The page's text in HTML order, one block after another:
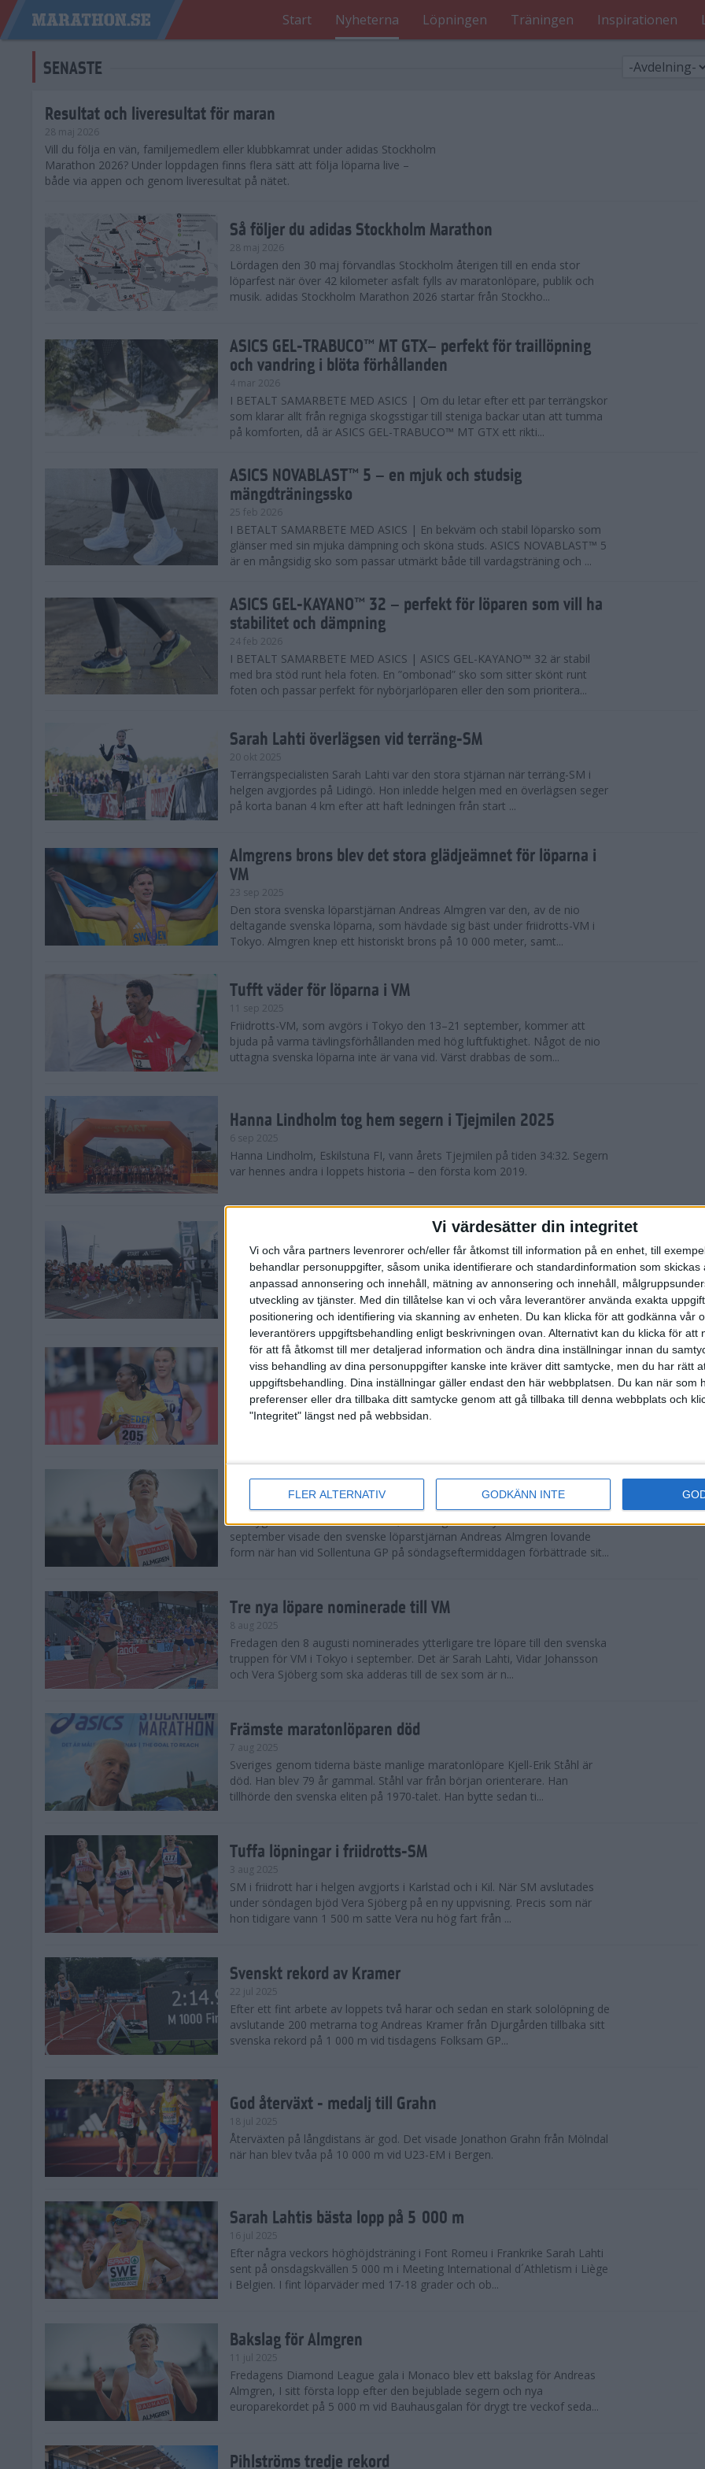
Vi värdesätter din integritet
Vi och våra partners levenrorer och/eller får åtkomst till information på en enhet, till
behandlar personuppgifter, såsom unika identifierare och standardinformation som skickas
anpassad annonsering och innehåll, mätning av annonsering och innehåll,
utveckling av tjänster. Med din tillåtelse kan vi och våra leverantörer använda exakta
positionering och identifiering via skanning av enheten. Du kan klicka för att godkänna vår
leverantörers uppgiftsbehandling enligt beskrivningen ovan. Alternativt kan du klicka för att
för att få åtkomst till mer detaljerad information och ändra dina inställningar innan du
viss behandling av dina personuppgifter kanske inte kräver ditt samtycke, men du har rätt
uppgiftsbehandling. Dina inställningar gäller endast den här webbplatsen. Du kan när som
preferenser eller dra tillbaka ditt samtycke genom att gå tillbaka till denna webbplats och
"Integritet" längst ned på webbsidan.
FLER ALTERNATIV GODKÄNN INTE
Start Nyheterna Löpningen Träningen Inspirationen
SENASTE
Resultat och liveresultat för maran
28 maj 2026
​Vill du följa en vän, familjemedlem eller klubbkamrat under adidas Stockholm
Marathon 2026? Under loppdagen finns flera sätt att följa löparna live –
både via appen och genom liveresultat på nätet.
Så följer du adidas Stockholm Marathon
28 maj 2026
Lördagen den 30 maj förvandlas Stockholm återigen till en enda stor
löparfest när över 42 kilometer asfalt fylls av maratonlöpare, publik och
musik. adidas Stockholm Marathon 2026 startar från Stockho...
ASICS GEL-TRABUCO™ MT GTX– perfekt för traillöpning
och vandring i blöta förhållanden
4 mar 2026
I BETALT SAMARBETE MED ASICS | Om du letar efter ett par terrängskor
som klarar allt från regniga skogsstigar till steniga backar utan att tumma
på komforten, då är ASICS GEL-TRABUCO™ MT GTX ett rikti...
ASICS NOVABLAST™ 5 – en mjuk och studsig
mängdträningssko
25 feb 2026
I BETALT SAMARBETE MED ASICS | En bekväm och stabil löparsko som
glänser med sin mjuka dämpning och sköna studs. ASICS NOVABLAST™ 5
är en mångsidig sko som passar utmärkt både till vardagsträning och ...
ASICS GEL-KAYANO™ 32 – perfekt för löparen som vill ha
stabilitet och dämpning
24 feb 2026
I BETALT SAMARBETE MED ASICS | ASICS GEL-KAYANO™ 32 är stabil
med bra stöd runt hela foten. En ”ombonad” sko som sitter skönt runt
foten och passar perfekt för nybörjarlöparen eller den som prioritera...
Sarah Lahti överlägsen vid terräng-SM
20 okt 2025
Terrängspecialisten Sarah Lahti var den stora stjärnan när terräng-SM i
helgen avgjordes på Lidingö. Hon inledde helgen med en överlägsen seger
på korta banan 4 km efter att haft ledningen från start ...
Almgrens brons blev det stora glädjeämnet för löparna i
VM
23 sep 2025
Den stora svenska löparstjärnan Andreas Almgren var den, av de nio
deltagande svenska löparna, som hävdade sig bäst under friidrotts-VM i
Tokyo. Almgren knep ett historiskt brons på 10 000 meter, samt...
Tufft väder för löparna i VM
11 sep 2025
Friidrotts-VM, som avgörs i Tokyo den 13–21 september, kommer att
bjuda på varma tävlingsförhållanden med hög luftfuktighet. Något de nio
uttagna svenska löparna inte är vana vid. Värst drabbas de som...
Hanna Lindholm tog hem segern i Tjejmilen 2025
6 sep 2025
Hanna Lindholm, Eskilstuna FI, vann årets Tjejmilen på tiden 34:32. Segern
var hennes andra i loppets historia – den första kom 2019.
Snabbaste segertiden på 12 år i rekordstort adidas
Stockholm Halvmaraton
30 aug 2025
Ett slutsålt och rekordstort adidas Stockholm Halvmaraton avgjordes i
nästintill perfekt löparväder. 18 grader, mulet och väldigt lite vind. Totalt
var 19,866 löpare anmälda, varav 15,807 kom till sta...
Löparna viktiga när Sverige vann Finnkampen
26 aug 2025
Den hundrade upplagan av Finnkampen, världens äldsta och största
landskamp i friidrott, avgjordes inför fullsatta läktare på Stockholms
Svenskt rekord när Almgren testade VM-formen
En dryg månad före friidrotts-VM, som avgörs i Tokyo den 13-21
september visade den svenske löparstjärnan Andreas Almgren lovande
form när han vid Sollentuna GP på söndagseftermiddagen förbättrade sit...
Tre nya löpare nominerade till VM
8 aug 2025
Fredagen den 8 augusti nominerades ytterligare tre löpare till den svenska
truppen för VM i Tokyo i september. Det är Sarah Lahti, Vidar Johansson
och Vera Sjöberg som ska adderas till de sex som är n...
Främste maratonlöparen död
7 aug 2025
Sveriges genom tiderna bäste manlige maratonlöpare Kjell-Erik Ståhl är
död. Han blev 79 år gammal. Ståhl var från början orienterare. Han
tillhörde den svenska eliten på 1970-talet. Han bytte sedan ti...
Tuffa löpningar i friidrotts-SM
3 aug 2025
SM i friidrott har i helgen avgjorts i Karlstad och i Kil. När SM avslutades
under söndagen bjöd Vera Sjöberg på en ny uppvisning. Precis som när
hon tidigare vann 1 500 m satte Vera nu hög fart från ...
Svenskt rekord av Kramer
22 jul 2025
Efter ett fint arbete av loppets två harar och sedan en stark sololöpning de
avslutande 200 metrarna tog Andreas Kramer från Djurgården tillbaka sitt
svenska rekord på 1 000 m vid tisdagens Folksam GP...
God återväxt - medalj till Grahn
18 jul 2025
Återväxten på långdistans är god. Det visade Jonathon Grahn från Mölndal
när han blev tvåa på 10 000 m vid U23-EM i Bergen.
Sarah Lahtis bästa lopp på 5 000 m
16 jul 2025
Efter några veckors höghöjdsträning i Font Romeu i Frankrike Sarah Lahti
sent på onsdagskvällen 5 000 m i Meeting International d´Athletism i Liège
i Belgien. I fint löparväder med 17-18 grader och ob...
Bakslag för Almgren
11 jul 2025
Fredagens Diamond League gala i Monaco blev ett bakslag för Andreas
Almgren, I sitt första lopp efter den bejublade segern och nya
europarekordet på 5 000 m vid Bauhausgalan för drygt tre veckof seda...
Pihlströms tredje rekord